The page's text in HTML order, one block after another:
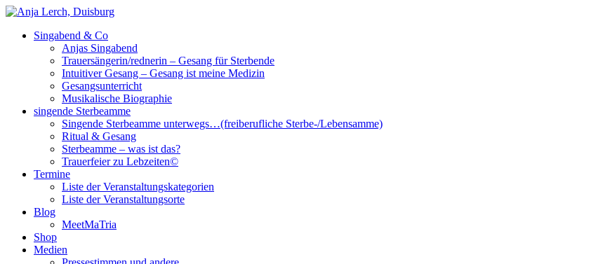
Anjas Welt
Singende Sterbeamme
Singabend & Co
Anjas Singabend
Trauersängerin/rednerin – Gesang für Sterbende
Intuitiver Gesang – Gesang ist meine Medizin
Gesangsunterricht
Musikalische Biographie
singende Sterbeamme
Singende Sterbeamme unterwegs…(freiberufliche Sterbe-/Lebensamme)
Ritual & Gesang
Sterbeamme – was ist das?
Trauerfeier zu Lebzeiten©
Termine
Liste der Veranstaltungskategorien
Liste der Veranstaltungsorte
Blog
MeetMaTria
Shop
Medien